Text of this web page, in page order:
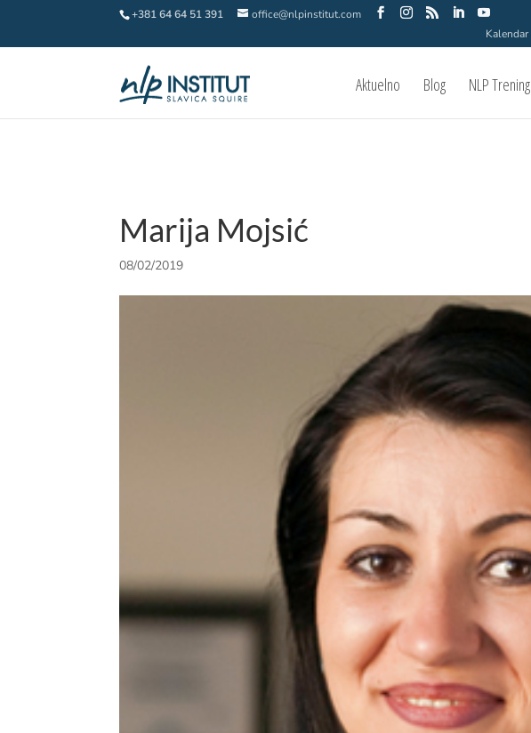
+381 64 64 51 391
office@nlpinstitut.com
Kalendar
Aktuelno Blog NLP Trening
Marija Mojsić
08/02/2019